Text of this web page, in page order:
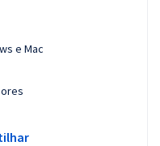
e Mac